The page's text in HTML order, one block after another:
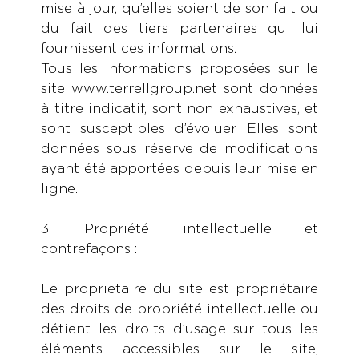
mise à jour, qu’elles soient de son fait ou
du fait des tiers partenaires qui lui
fournissent ces informations.
Tous les informations proposées sur le
site www.terrellgroup.net sont données
à titre indicatif, sont non exhaustives, et
sont susceptibles d’évoluer. Elles sont
données sous réserve de modifications
ayant été apportées depuis leur mise en
ligne.
3. Propriété intellectuelle et
contrefaçons :
Le proprietaire du site est propriétaire
des droits de propriété intellectuelle ou
détient les droits d’usage sur tous les
éléments accessibles sur le site,